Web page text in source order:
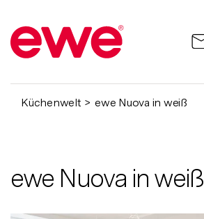
Küchenwelt ewe Nuova in weiß
ewe Nuova in weiß